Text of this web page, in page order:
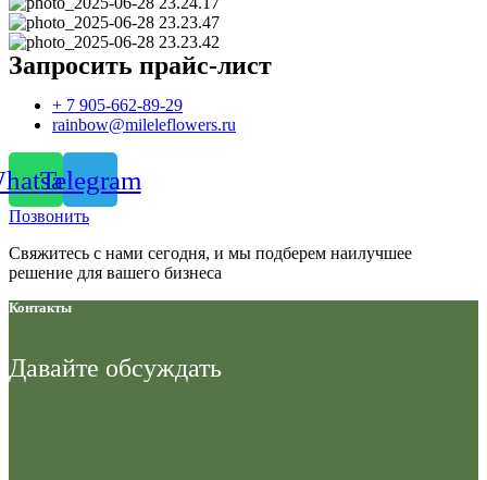
Запросить прайс-лист
+ 7 905-662-89-29
rainbow@mileleflowers.ru
Telegram
Позвонить
Свяжитесь с нами сегодня, и мы подберем наилучшее
решение для вашего бизнеса
Контакты
Давайте обсуждать